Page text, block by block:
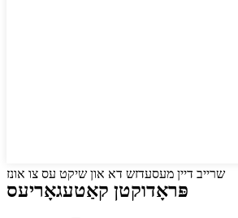
שרייב דיין מעסעדזש דא און שיקט עס צו אונז
פּראָדוקטן קאַטעגאָריעס